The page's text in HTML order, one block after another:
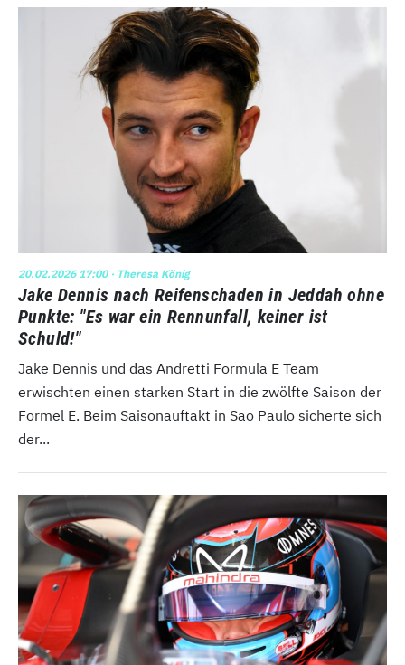
20.02.2026 17:00· Theresa König
Jake Dennis nach Reifenschaden in Jeddah ohne
Punkte: "Es war ein Rennunfall, keiner ist
Schuld!"
Jake Dennis und das Andretti Formula E Team
erwischten einen starken Start in die zwölfte Saison der
Formel E. Beim Saisonauftakt in Sao Paulo sicherte sich
der...